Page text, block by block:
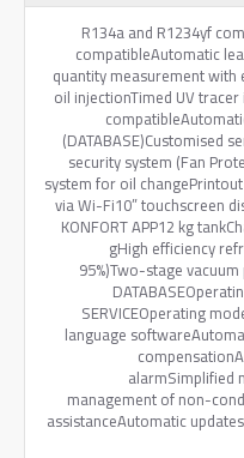
R134a and R1234yf
compatibleAutomatic
quantity measurement with
oil injectionTimed UV
(DATABASE)Customised
security system (Fan
system for oil
via Wi-Fi10” touchscreen
KONFORT APP12 kg
gHigh efficiency
95%)Two-stage
SERVICEOperating
language
alarmSimplified
management of non-
assistanceAutomatic